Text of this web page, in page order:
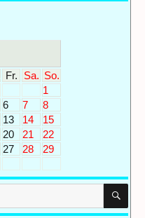
Fr. Sa. So.
1
6 7
8
13 14
15
20 21
22
27 28
29